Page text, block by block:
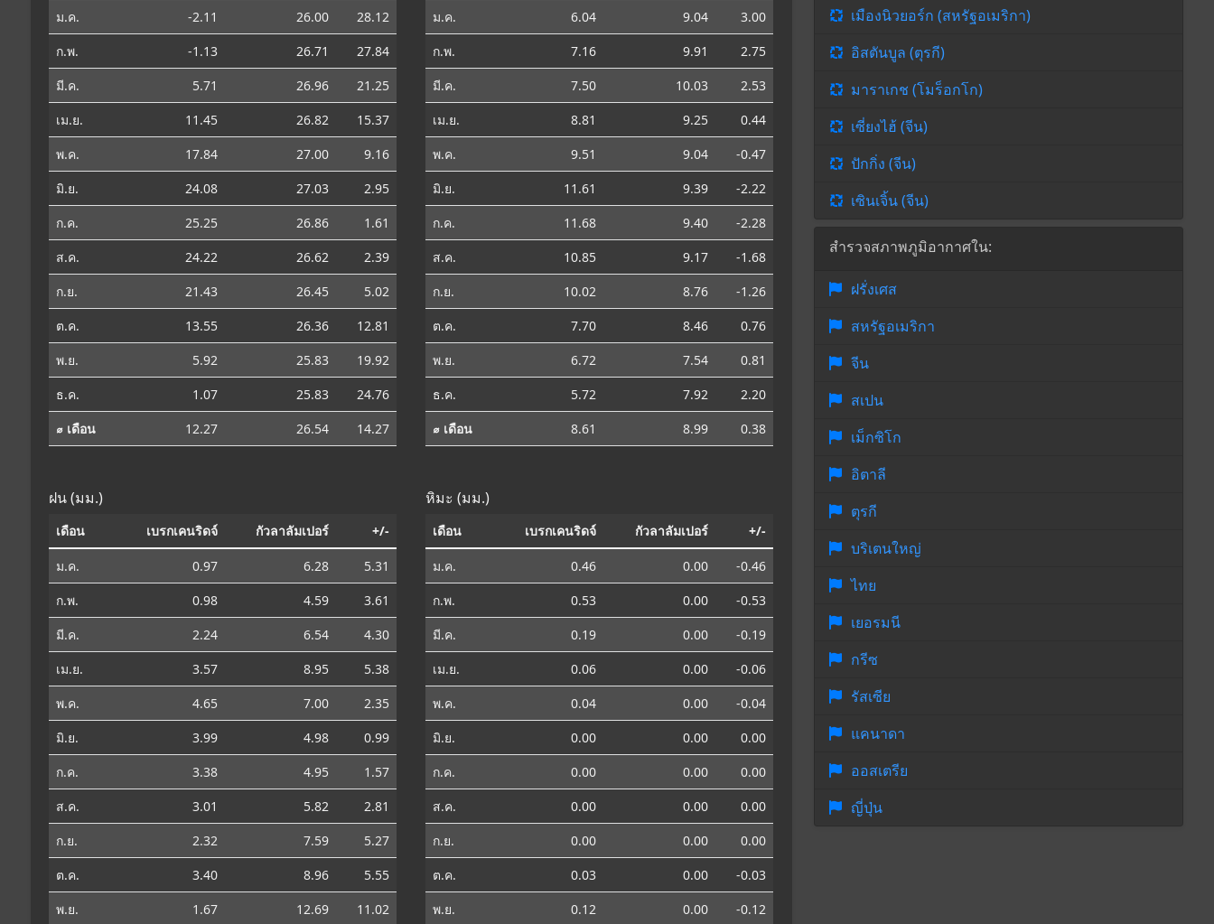
ม.ค. -2.11 26.00
28.12
ก.พ.
-1.13 26.71
27.84
มี.ค.
5.71 26.96
21.25
เม.ย.
11.45 26.82
15.37
พ.ค.
17.84 27.00
9.16
มิ.ย.
24.08 27.03
2.95
ก.ค.
25.25 26.86
1.61
ส.ค.
24.22 26.62
2.39
ก.ย.
21.43 26.45
5.02
ต.ค.
13.55 26.36
12.81
พ.ย.
5.92 25.83
19.92
ธ.ค.
1.07 25.83
24.76
⌀ เดือน
12.27 26.54 14.27
ม.ค. 6.04 9.04
3.00
ก.พ.
7.16 9.91
2.75
มี.ค.
7.50 10.03
2.53
เม.ย.
8.81 9.25
0.44
พ.ค.
9.51 9.04
-0.47
มิ.ย.
11.61 9.39
-2.22
ก.ค.
11.68 9.40
-2.28
ส.ค.
10.85 9.17
-1.68
ก.ย.
10.02 8.76
-1.26
ต.ค.
7.70 8.46
0.76
พ.ย.
6.72 7.54
0.81
ธ.ค.
5.72 7.92
2.20
⌀ เดือน
8.61 8.99 0.38
ฝน (มม.)
เดือน เบรกเคนริดจ์ กัวลาลัมเปอร์ +/-
ม.ค. 0.97 6.28
5.31
ก.พ.
0.98 4.59
3.61
มี.ค.
2.24 6.54
4.30
เม.ย.
3.57 8.95
5.38
พ.ค.
4.65 7.00
2.35
มิ.ย.
3.99 4.98
0.99
ก.ค.
3.38 4.95
1.57
ส.ค.
3.01 5.82
2.81
ก.ย.
2.32 7.59
5.27
ต.ค.
3.40 8.96
5.55
พ.ย.
1.67 12.69 11.02
หิมะ (มม.)
เดือน เบรกเคนริดจ์ กัวลาลัมเปอร์ +/-
ม.ค. 0.46 0.00
-0.46
ก.พ.
0.53 0.00
-0.53
มี.ค.
0.19 0.00
-0.19
เม.ย.
0.06 0.00
-0.06
พ.ค.
0.04 0.00
-0.04
มิ.ย.
0.00 0.00
0.00
ก.ค.
0.00 0.00
0.00
ส.ค.
0.00 0.00
0.00
ก.ย.
0.00 0.00
0.00
ต.ค.
0.03 0.00
-0.03
พ.ย.
0.12 0.00 -0.12
เมืองนิวยอร์ก (สหรัฐอเมริกา)
อิสตันบูล (ตุรกี)
มาราเกช (โมร็อกโก)
เซี่ยงไฮ้ (จีน)
ปักกิ่ง (จีน)
เซินเจิ้น (จีน)
สำรวจสภาพภูมิอากาศใน:
ฝรั่งเศส
สหรัฐอเมริกา
จีน
สเปน
เม็กซิโก
อิตาลี
ตุรกี
บริเตนใหญ่
ไทย
เยอรมนี
กรีซ
รัสเซีย
แคนาดา
ออสเตรีย
ญี่ปุ่น